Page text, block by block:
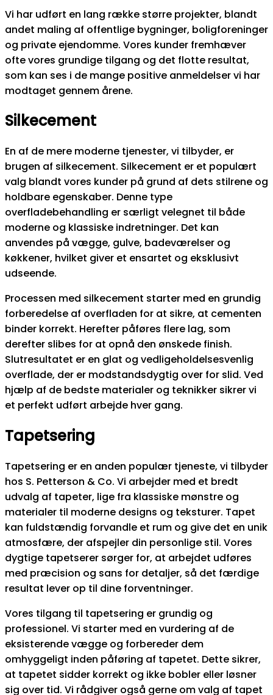
Vi har udført en lang række større projekter, blandt
andet maling af offentlige bygninger, boligforeninger
og private ejendomme. Vores kunder fremhæver
ofte vores grundige tilgang og det flotte resultat,
som kan ses i de mange positive anmeldelser vi har
modtaget gennem årene.
Silkecement
En af de mere moderne tjenester, vi tilbyder, er
brugen af silkecement. Silkecement er et populært
valg blandt vores kunder på grund af dets stilrene og
holdbare egenskaber. Denne type
overfladebehandling er særligt velegnet til både
moderne og klassiske indretninger. Det kan
anvendes på vægge, gulve, badeværelser og
køkkener, hvilket giver et ensartet og eksklusivt
udseende.
Processen med silkecement starter med en grundig
forberedelse af overfladen for at sikre, at cementen
binder korrekt. Herefter påføres flere lag, som
derefter slibes for at opnå den ønskede finish.
Slutresultatet er en glat og vedligeholdelsesvenlig
overflade, der er modstandsdygtig over for slid. Ved
hjælp af de bedste materialer og teknikker sikrer vi
et perfekt udført arbejde hver gang.
Tapetsering
Tapetsering er en anden populær tjeneste, vi tilbyder
hos S. Petterson & Co. Vi arbejder med et bredt
udvalg af tapeter, lige fra klassiske mønstre og
materialer til moderne designs og teksturer. Tapet
kan fuldstændig forvandle et rum og give det en unik
atmosfære, der afspejler din personlige stil. Vores
dygtige tapetserer sørger for, at arbejdet udføres
med præcision og sans for detaljer, så det færdige
resultat lever op til dine forventninger.
Vores tilgang til tapetsering er grundig og
professionel. Vi starter med en vurdering af de
eksisterende vægge og forbereder dem
omhyggeligt inden påføring af tapetet. Dette sikrer,
at tapetet sidder korrekt og ikke bobler eller løsner
sig over tid. Vi rådgiver også gerne om valg af tapet